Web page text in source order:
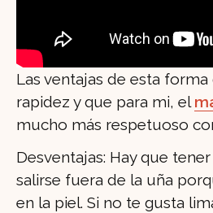
Las ventajas de esta
rapidez y que para mi, el
mucho más respetuoso
Desventajas: Hay que
salirse fuera de la uña
en la piel. Si no te gusta